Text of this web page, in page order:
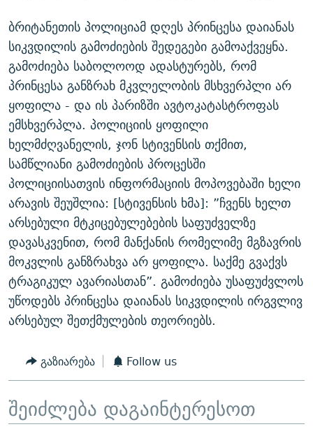
ᲒᲐᲜᲙᲘᲗᲮᲕᲘᲡ ᲓᲦᲔ
ᲓᲘᲚᲘᲡ ᲡᲐᲣᲑᲠᲔᲑᲘ
ᲛᲝᲚᲐᲞᲐᲠᲐᲙᲔ ᲢᲔᲥᲡᲢᲔᲑᲘ
ᲨᲘᲜ - ᲣᲪᲮᲝᲔᲗᲨᲘ
ᲚᲘᲢᲔᲠᲐᲢᲣᲠᲣᲚᲘ ᲬᲐᲮᲜᲐᲒᲔᲑᲘ
ᲐᲛᲔᲠᲘᲙᲣᲚᲘ ᲛᲝᲗᲮᲠᲝᲑᲐ
ᲘᲛᲞᲔᲠᲘᲐ ᲓᲐ ᲠᲐᲓᲘᲝ
ᲣᲙᲠᲐᲘᲜᲐᲨᲘ ᲓᲐᲦᲣᲞᲣᲚᲘ ᲥᲐᲠᲗᲕᲔᲚᲘ ᲛᲔᲑᲠᲫᲝᲚᲔᲑᲘ - 2022
ᲓᲐᲛᲝᲣᲙᲘᲓᲔᲑᲚᲝᲑᲘᲡ 100 ᲬᲔᲚᲘ
ᲩᲔᲛᲘ ᲡᲘᲙᲕᲓᲘᲚᲘᲡ ᲛᲘᲖᲔᲖᲘᲐ COVID-19
11 ᲬᲔᲚᲘ - 11 ᲐᲛᲑᲐᲕᲘ
ᲡᲐᲞᲐᲠᲚᲐᲛᲔᲜᲢᲝ ᲐᲠᲩᲔᲕᲜᲔᲑᲘᲡ ᲘᲡᲢᲝᲠᲘᲐ
ᲑᲐᲕᲨᲕᲔᲑᲘ ᲞᲠᲝᲡᲢᲘᲢᲣᲪᲘᲐᲨᲘ - ᲐᲛᲝᲣᲗᲥᲛᲔᲚᲘ ᲐᲛᲑᲐᲕᲘ
5 ᲐᲛᲑᲐᲕᲘ - 20 ᲘᲕᲜᲘᲡᲡ ᲓᲐᲨᲐᲕᲔᲑᲣᲚᲔᲑᲘ
ᲐᲒᲕᲘᲡᲢᲝᲡ ᲝᲛᲘ
ПРИВЕТ ᲙᲣᲚᲢᲣᲠᲐ
ЭХО КАВКАЗА
ᲒᲐᲛᲝᲘᲬᲔᲠᲔ
რთე/რთ-ის ყველა საიტი
ბრიტანეთის პოლიციამ დღეს პრინცესა დაიანას
სიკვდილის გამოძიების შედეგები გამოაქვეყნა.
გამოძიება საბოლოოდ ადასტურებს, რომ
პრინცესა განზრახ მკვლელობის მსხვერპლი არ
ყოფილა - და ის პარიზში ავტოკატასტროფას
ემსხვერპლა. პოლიციის ყოფილი
ხელმძღვანელის, ჯონ სტივენსის თქმით,
სამწლიანი გამოძიების პროცესში
პოლიციისათვის ინფორმაციის მოპოვებაში ხელი
არავის შეუშლია: [სტივენსის ხმა]: ”ჩვენს ხელთ
არსებული მტკიცებულებების საფუძველზე
დავასკვენით, რომ მანქანის რომელიმე მგზავრის
მოკვლის განზრახვა არ ყოფილა. საქმე გვაქვს
ტრაგიკულ ავარიასთან”. გამოძიება უსაფუძვლოს
უწოდებს პრინცესა დაიანას სიკვდილის ირგვლივ
არსებულ შეთქმულების თეორიებს.
გაზიარება Follow us
შეიძლება დაგაინტერესოთ